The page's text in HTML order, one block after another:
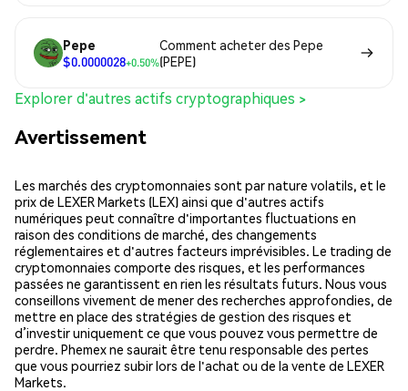
Pepe
$0.0000028+0.50%
Comment acheter des Pepe
(PEPE)
Explorer d'autres actifs cryptographiques >
Avertissement
Les marchés des cryptomonnaies sont par nature volatils, et le
prix de LEXER Markets (LEX) ainsi que d'autres actifs
numériques peut connaître d'importantes fluctuations en
raison des conditions de marché, des changements
réglementaires et d'autres facteurs imprévisibles. Le trading de
cryptomonnaies comporte des risques, et les performances
passées ne garantissent en rien les résultats futurs. Nous vous
conseillons vivement de mener des recherches approfondies, de
mettre en place des stratégies de gestion des risques et
d’investir uniquement ce que vous pouvez vous permettre de
perdre. Phemex ne saurait être tenu responsable des pertes
que vous pourriez subir lors de l'achat ou de la vente de LEXER
Markets.